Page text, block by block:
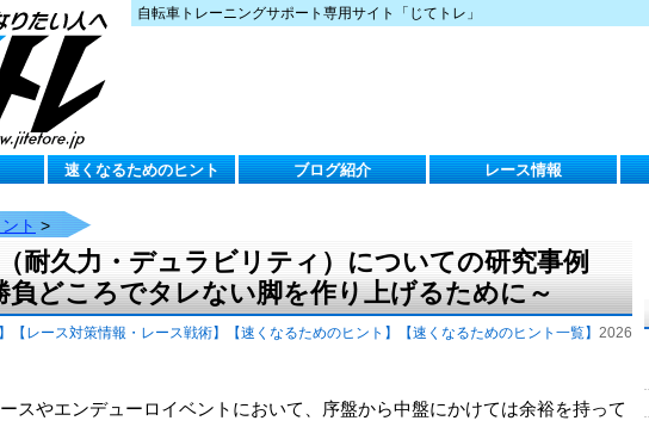
自転車トレーニングサポート専用サイト「じてトレ」
速くなるためのヒント ブログ紹介 レース情報
ト >
耐久力・デュラビリティ）についての研究事例
負どころでタレない脚を作り上げるために～
【レース対策情報・レース戦術】 【速くなるためのヒント】 【速くなるためのヒント一覧】 2026
スやエンデューロイベントにおいて、序盤から中盤にかけては余裕を持って